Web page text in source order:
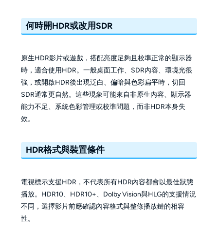
何時開HDR或改用SDR
原生HDR影片或遊戲，搭配亮度足夠且校準正常的顯示器
時，適合使用HDR。一般桌面工作、SDR內容、環境光很
強，或開啟HDR後出現泛白、偏暗與色彩扁平時，切回
SDR通常更自然。這些現象可能來自非原生內容、顯示器
能力不足、系統色彩管理或校準問題，而非HDR本身失
效。
HDR格式與裝置條件
電視標示支援HDR，不代表所有HDR內容都會以最佳狀態
播放。HDR10、HDR10+、Dolby Vision與HLG的支援情況
不同，選擇影片前應確認內容格式與整條播放鏈的相容
性。